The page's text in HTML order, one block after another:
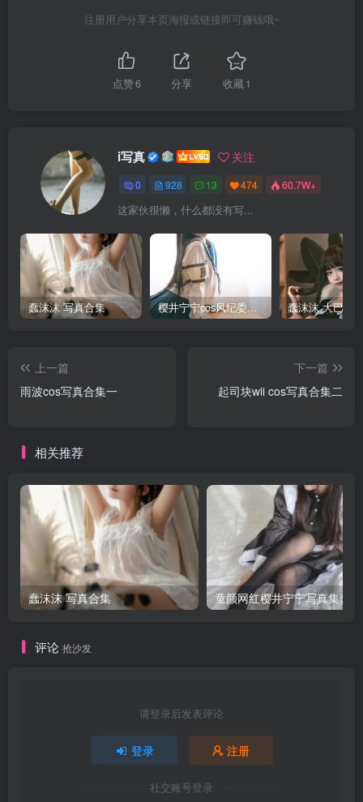
注册用户分享本页海报或链接即可赚钱哦~
点赞6 分享 收藏1
i写真 关注
0 928 13 474 60.7W+
这家伙很懒，什么都没有写...
蠢沫沫 写真合集 樱井宁宁cos风纪委员写真套图
上一篇
雨波cos写真合集一
下一篇
起司块wii cos写真合集二
相关推荐
蠢沫沫 写真合集 童颜网红樱井宁宁写真集套图
评论 抢沙发
请登录后发表评论
登录 注册
社交账号登录